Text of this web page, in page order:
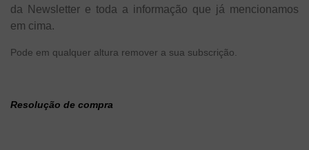
da Newsletter e toda a informação que já mencionamos
em cima.
Pode em qualquer altura remover a sua subscrição.
Resolução de compra